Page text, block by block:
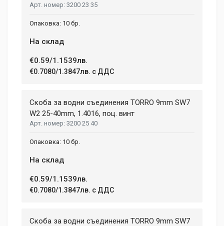
3200 23 35
10 бр.
На склад
€0.59/1.1539лв.
€0.7080/1.3847лв. с ДДС
Скоба за водни съединения TORRО 9mm SW7
W2 25-40mm, 1.4016, поц. винт
3200 25 40
10 бр.
На склад
€0.59/1.1539лв.
€0.7080/1.3847лв. с ДДС
Скоба за водни съединения TORRО 9mm SW7